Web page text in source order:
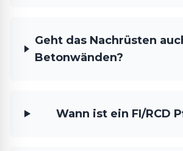
Geht das Nachrüsten
Betonwänden?
Wann ist ein FI/RCD